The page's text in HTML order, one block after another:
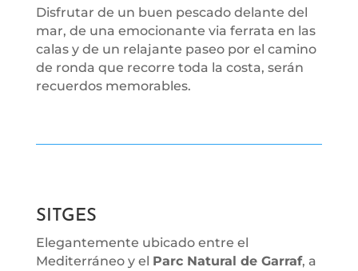
Disfrutar de un buen pescado delante del
mar, de una emocionante via ferrata en las
calas y de un relajante paseo por el camino
de ronda que recorre toda la costa, serán
recuerdos memorables.
SITGES
Elegantemente ubicado entre el
Mediterráneo y el Parc Natural de Garraf, a